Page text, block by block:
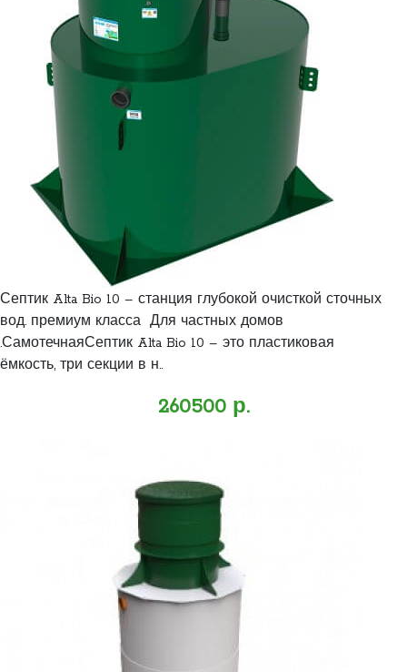
Септик Alta Bio 10 – станция глубокой очисткой сточных
вод. премиум класса Для частных домов
.СамотечнаяСептик Alta Bio 10 – это пластиковая
ёмкость, три секции в н..
260500 р.